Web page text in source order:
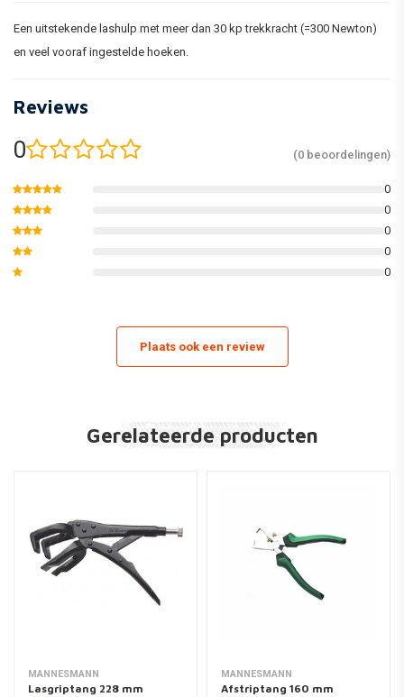
Een uitstekende lashulp met meer dan 30 kp trekkracht (=300 Newton)
en veel vooraf ingestelde hoeken.
Reviews
0 (0 beoordelingen)
0
0
0
0
0
Plaats ook een review
Gerelateerde producten
MANNESMANN
Lasgriptang 228 mm
MANNESMANN
Afstriptang 160 mm